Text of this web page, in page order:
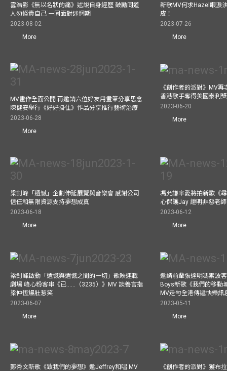
雲浩影《無以名狀的痛》述說自身經歷 鼓勵同道
人勿怪責自己 一同面對迷惘期
2023-08-02
More
新歌MV何求Hazel眼淚
皮！
2023-07-26
More
MV畫作全面公開 再邀請六位好友用畫筆分享思念
陳健安舉行《好好掛住》作品分享推行藝術治療
2023-06-28
More
《創作者的派對》MV
香港歌手奪得美國泰利
2023-06-20
More
梁釗峰「遺憾」企劃伸延展覽與音樂會 感謝公司
信任和無限資源支持夢想成真
2023-06-18
More
馮允謙率愛將拍新歌《
心保護Jay 證明非惡老
2023-06-12
More
梁釗峰啟動「遺憾與遺憾之間的一切」歌映連載
劇場 峰心粉客串《已……（3235）》MV 談善言指
梁仲恆爆肚惹笑
2023-06-07
More
邀請前輩張達明馮素波
Boys新歌《我們的移動
MV走勻全港傳遞快樂訊
2023-05-11
More
鄭秀文新歌《致我們的夢想》邀Jeffrey和唱 MV
《創作者的派對》獲布